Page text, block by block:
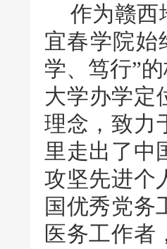
作为赣西
宜春学院始
学、笃行”
大学办学定
理念，致力
里走出了中
攻坚先进个
国优秀党务
医务工作者